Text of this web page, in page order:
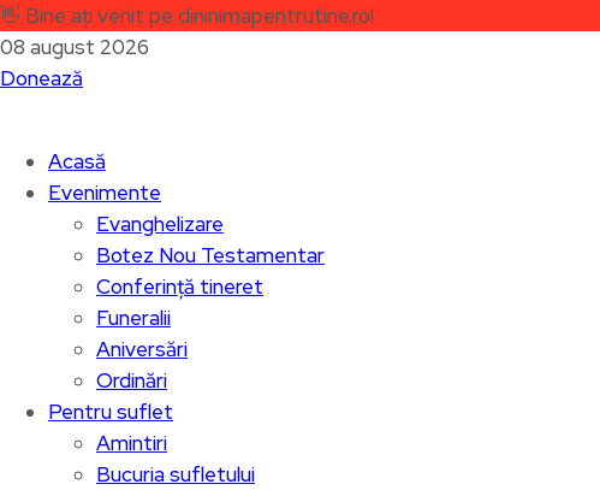
👋 Bine ați venit pe dininimapentrutine.ro!
08 august 2026
Donează
Acasă
Evenimente
Evanghelizare
Botez Nou Testamentar
Conferință tineret
Funeralii
Aniversări
Ordinări
Pentru suflet
Amintiri
Bucuria sufletului